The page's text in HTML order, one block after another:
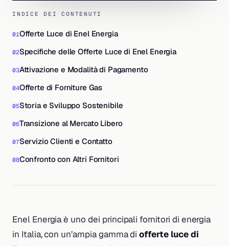
INDICE DEI CONTENUTI
Offerte Luce di Enel Energia
Specifiche delle Offerte Luce di Enel Energia
Attivazione e Modalità di Pagamento
Offerte di Forniture Gas
Storia e Sviluppo Sostenibile
Transizione al Mercato Libero
Servizio Clienti e Contatto
Confronto con Altri Fornitori
Enel Energia è uno dei principali fornitori di energia
in Italia, con un’ampia gamma diofferte luce di